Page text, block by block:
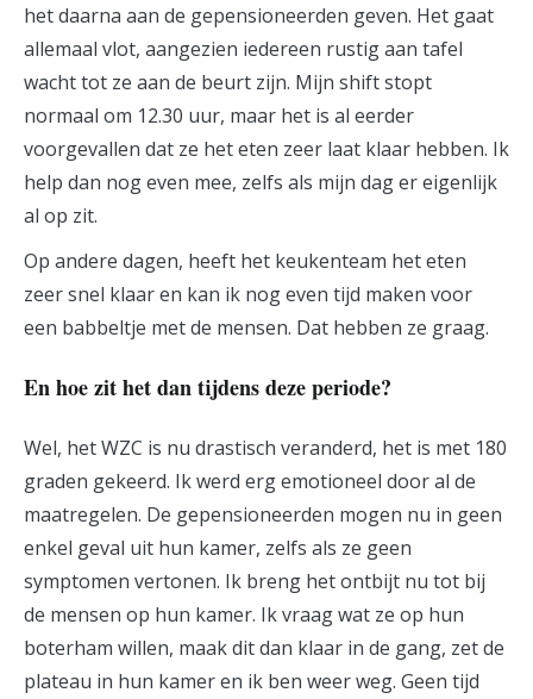
het daarna aan de gepensioneerden geven. Het gaat
allemaal vlot, aangezien iedereen rustig aan tafel
wacht tot ze aan de beurt zijn. Mijn shift stopt
normaal om 12.30 uur, maar het is al eerder
voorgevallen dat ze het eten zeer laat klaar hebben. Ik
help dan nog even mee, zelfs als mijn dag er eigenlijk
al op zit.
Op andere dagen, heeft het keukenteam het eten
zeer snel klaar en kan ik nog even tijd maken voor
een babbeltje met de mensen. Dat hebben ze graag.
En hoe zit het dan tijdens deze periode?
Wel, het WZC is nu drastisch veranderd, het is met 180
graden gekeerd. Ik werd erg emotioneel door al de
maatregelen. De gepensioneerden mogen nu in geen
enkel geval uit hun kamer, zelfs als ze geen
symptomen vertonen. Ik breng het ontbijt nu tot bij
de mensen op hun kamer. Ik vraag wat ze op hun
boterham willen, maak dit dan klaar in de gang, zet de
plateau in hun kamer en ik ben weer weg. Geen tijd